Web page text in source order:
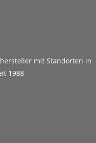
mit Standorten in
1988